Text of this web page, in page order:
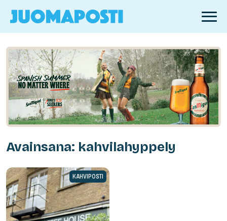
Avainsana: kahvilahyppely
KAHVIPOSTI